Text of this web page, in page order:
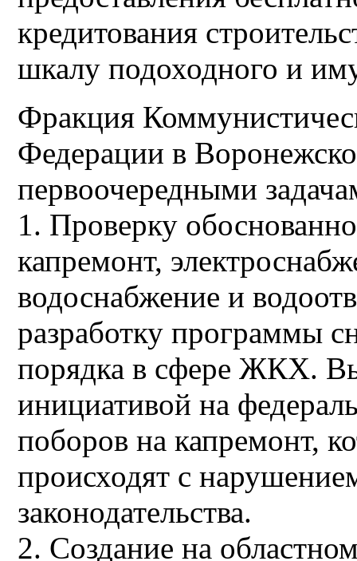
кредитования
шкалу подоходного и
Фракция
Федерации в
первоочередными
1. Проверку
капремонт,
водоснабжение и
разработку программы
порядка в сфере ЖКХ.
инициативой на
поборов на капремонт,
происходят с
законодательства.
2. Создание на